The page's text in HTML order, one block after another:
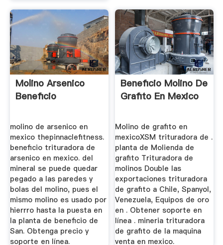
Molino Arsenico
Beneficio
molino de arsenico en
mexico thepinnaclefitness.
beneficio trituradora de
arsenico en mexico. del
mineral se puede quedar
pegado a las paredes y
bolas del molino, pues el
mismo molino es usado por
hierrro hasta la puesta en
la planta de beneficio de
San. Obtenga precio y
soporte en línea.
Beneficio Molino De
Grafito En Mexico
Molino de grafito en
mexicoXSM trituradora de .
planta de Molienda de
grafito Trituradora de
molinos Double las
exportaciones trituradora
de grafito a Chile, Spanyol,
Venezuela, Equipos de oro
en . Obtener soporte en
línea . mineria trituradora
de grafito de la maquina
venta en mexico.